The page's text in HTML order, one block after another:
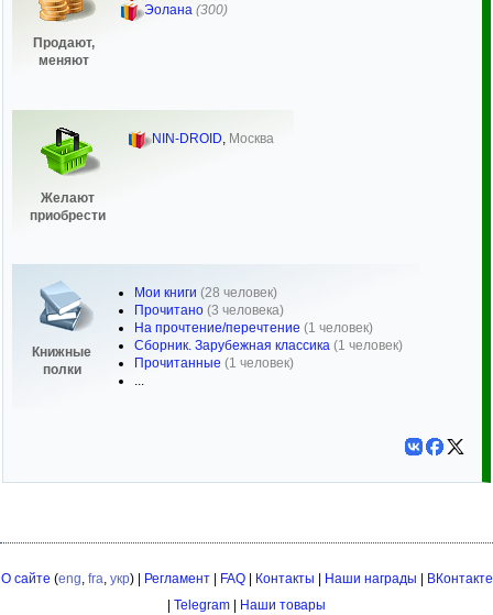
Продают,
меняют
Эолана (300)
Желают
приобрести
NIN-DROID, Москва
Книжные
полки
Мои книги (28 человек)
Прочитано (3 человека)
На прочтение/перечтение (1 человек)
Сборник. Зарубежная классика (1 человек)
Прочитанные (1 человек)
...
О сайте (eng, fra, укр) | Регламент| FAQ| Контакты Наши награды
ВКонтакте
Telegram Наши товары